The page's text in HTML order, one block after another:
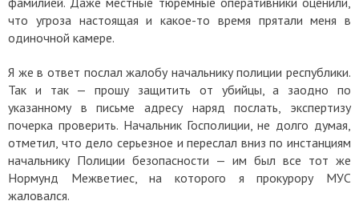
что угроза настоящая и какое-то время прятали меня в
одиночной камере.
Я же в ответ послал жалобу начальнику полиции республики.
Так и так — прошу защитить от убийцы, а заодно по
указанному в письме адресу наряд послать, экспертизу
почерка проверить. Начальник Госполиции, не долго думая,
отметил, что дело серьезное и переслал вниз по инстанциям
начальнику Полиции безопасности — им был все тот же
Нормунд Межветиес, на которого я прокурору МУС
жаловался.